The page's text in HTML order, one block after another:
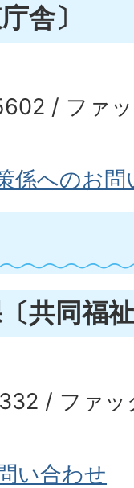
舎〕
/ ファ
係へのお
共同福
/ ファ
い合わせ